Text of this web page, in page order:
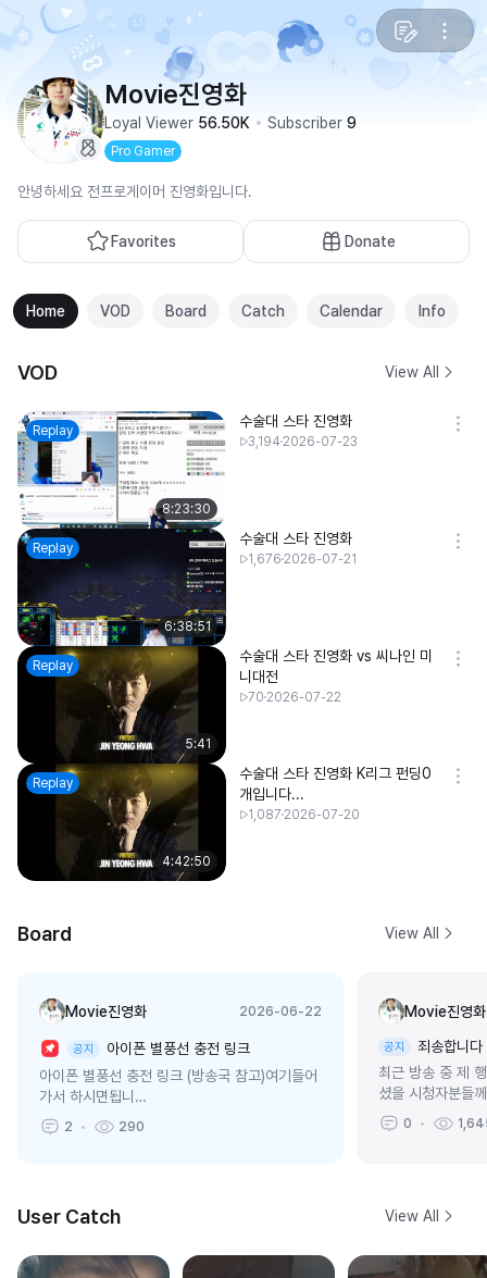
Movie진영화
Loyal Viewer 56.50K Subscriber 9
Pro Gamer
안녕하세요 전프로게이머 진영화입니다.
Favorites Donate
Home VOD Board Catch Calendar Info
VOD View All
Replay
8:23:30
수술대 스타 진영화
3,194 2026-07-23
Replay
6:38:51
수술대 스타 진영화
1,676 2026-07-21
Replay
5:41
수술대 스타 진영화 vs 씨나인 미
니대전
70 2026-07-22
Replay
4:42:50
수술대 스타 진영화 K리그 펀딩0
개입니다...
1,087 2026-07-20
Board View All
Movie진영화 2026-06-22
공지
아이폰 별풍선 충전 링크
아이폰 별풍선 충전 링크 (방송국 참고)여기들어
가서 하시면됩니
다!https://m.sooplive.com/itemstore/a/s
tarballoon
2 290
Movie진영화
공지
죄송합니다
최근 방송 중 제
셨을 시청자분들
이유에서든 변명
으로 실망과 불
0
User Catch View All